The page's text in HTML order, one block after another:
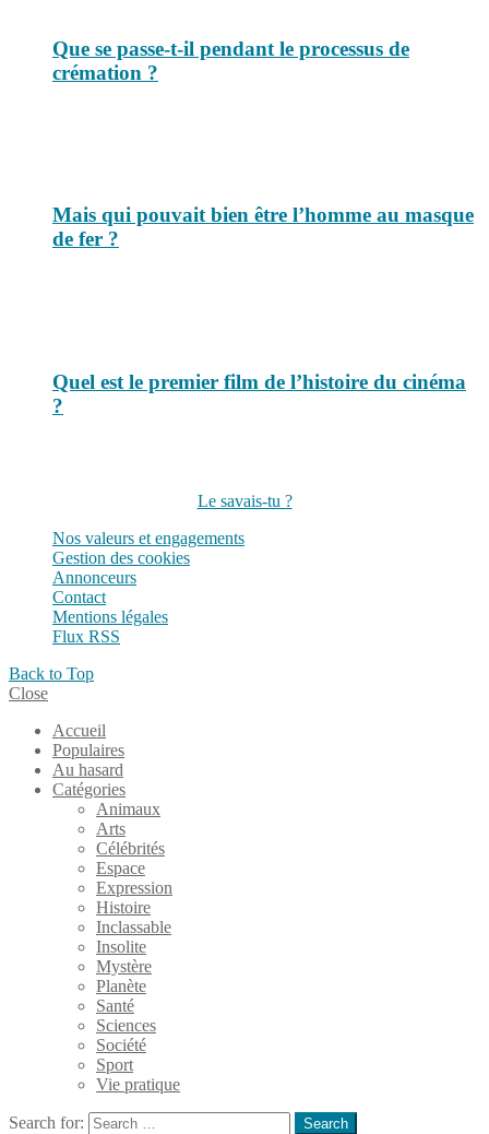
Que se passe-t-il pendant le processus de
crémation ?
Mais qui pouvait bien être l’homme au masque
de fer ?
Quel est le premier film de l’histoire du cinéma
?
Le savais-tu ?
Nos valeurs et engagements
Gestion des cookies
Annonceurs
Contact
Mentions légales
Flux RSS
Back to Top
Close
Accueil
Populaires
Au hasard
Catégories
Animaux
Arts
Célébrités
Espace
Expression
Histoire
Inclassable
Insolite
Mystère
Planète
Santé
Sciences
Société
Sport
Vie pratique
Search for: Search